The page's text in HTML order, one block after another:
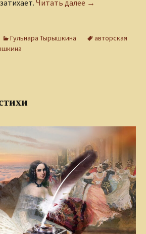
Читать далее →
Гульнара Тырышкина
авторская